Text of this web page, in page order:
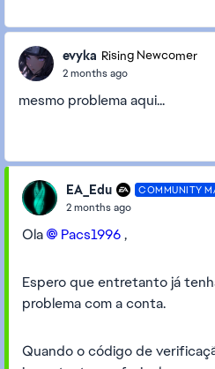
evyka Rising Newcomer
2 months ago
mesmo problema aqui...
EA_Edu COMMUNITY
2 months ago
Ola Pacs1996​,
Espero que entretanto já
problema com a conta.
Quando o código de